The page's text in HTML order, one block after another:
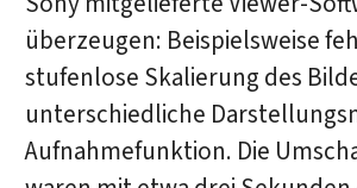
überzeugen: Beispielsweise
stufenlose Skalierung des
unterschiedliche
Aufnahmefunktion. Die